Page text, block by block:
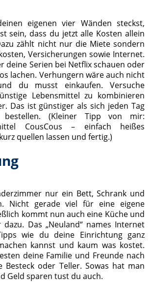
eigenen vier Wänden steckst,
sein, dass du jetzt alle Kosten allein
zählt nicht nur die Miete sondern
Versicherungen sowie Internet.
deine Serien bei Netflix schauen oder
lachen. Verhungern wäre auch nicht
du musst einkaufen. Versuche
Lebensmittel zu kombinieren
Das ist günstiger als sich jeden Tag
(Kleiner Tipp von mir:
CousCous – einfach heißes
quellen lassen und fertig.)
nur ein Bett, Schrank und
Nicht gerade viel für eine eigene
kommt nun auch eine Küche und
dazu. Das „Neuland“ names Internet
wie du deine Einrichtung ganz
kannst und kaum was kostet.
deine Familie und Freunde nach
Besteck oder Teller. Sowas hat man
Geld sparen tust du auch.